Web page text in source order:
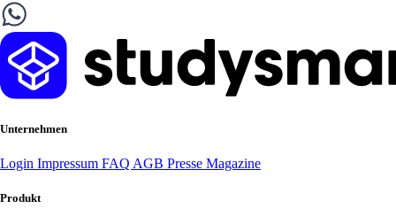
Unternehmen
Login Impressum FAQ AGB Presse Magazine
Produkt